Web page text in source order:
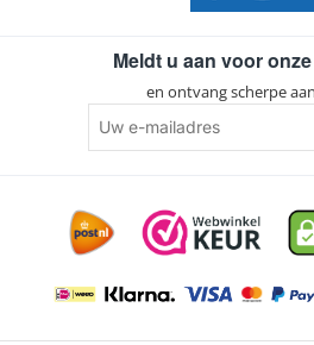
Meldt u aan voor
en ontvang scherpe
e-
mailadres